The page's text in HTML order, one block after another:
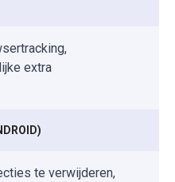
extra
te verwijderen,